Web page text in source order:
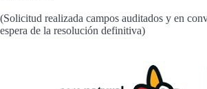
(Solicitud realizada campos auditados y en
espera de la resolución definitiva)